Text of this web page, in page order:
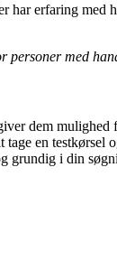
erfaring
personer med
dem
en
i din